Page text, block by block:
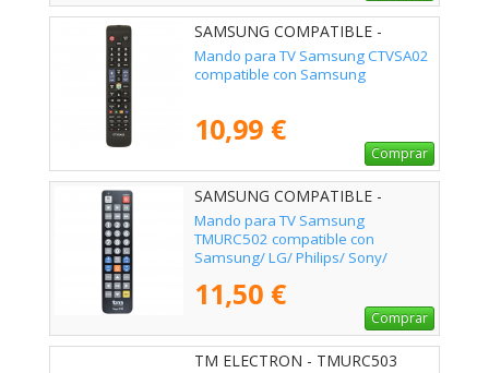
SAMSUNG COMPATIBLE -
02ACCOEMCTVSA02
Mando para TV Samsung CTVSA02
compatible con Samsung
10,99 €
Comprar
SAMSUNG COMPATIBLE -
02ACCTMURC502
Mando para TV Samsung
TMURC502 compatible con
Samsung/ LG/ Philips/ Sony/
11,50 €
Comprar
TM ELECTRON - TMURC503